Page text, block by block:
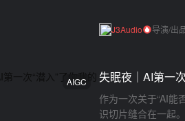
J3Audio 导演/出
AIGC 失眠夜｜AI第一
作为一次关于“AI能
识切片缝合在一起